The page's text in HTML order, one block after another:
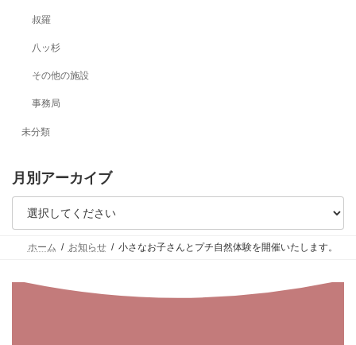
叔羅
八ッ杉
その他の施設
事務局
未分類
月別アーカイブ
ホーム お知らせ 小さなお子さんとプチ自然体験を開催いたします。